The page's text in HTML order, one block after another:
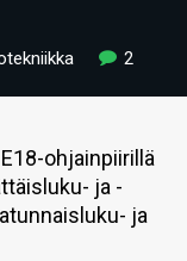
2
ohjainpiirillä
ja -
ja